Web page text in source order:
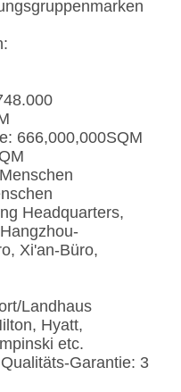
666,000,000SQM
Headquarters,
Xi'an-Büro,
Landhaus
Hyatt,
etc.
Garantie: 3